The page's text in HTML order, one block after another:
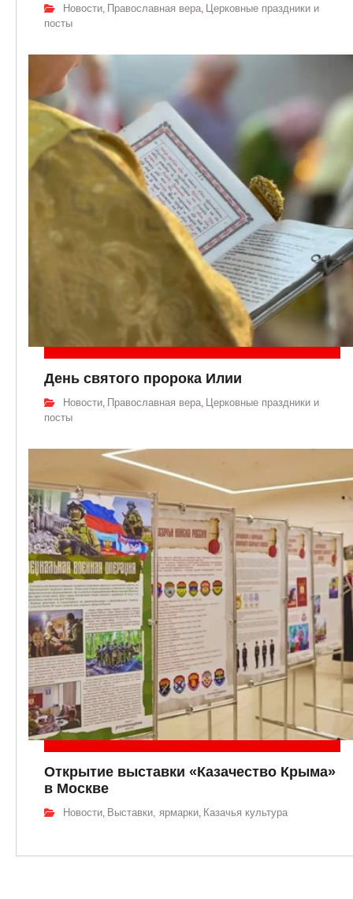
Новости Православная вера
Церковные праздники и
посты
День святого пророка Илии
Новости Православная вера Церковные праздники и
посты
Открытие выставки «Казачество Крыма»
в Москве
Новости, Выставки, ярмарки, Казачья культура